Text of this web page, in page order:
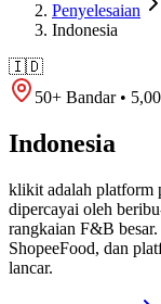
Penyelesaian
Indonesia
🇮🇩
50+ Bandar •
Indonesia
klikit adalah platform
dipercayai oleh
rangkaian F&B
ShopeeFood, dan
lancar.